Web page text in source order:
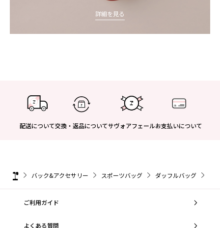
詳細を見る
配送について交換・返品についてサヴォアフェールお支払いについて
バック&アクセサリー スポーツバッグ ダッフルバッグ
ご利用ガイド
よくある質問